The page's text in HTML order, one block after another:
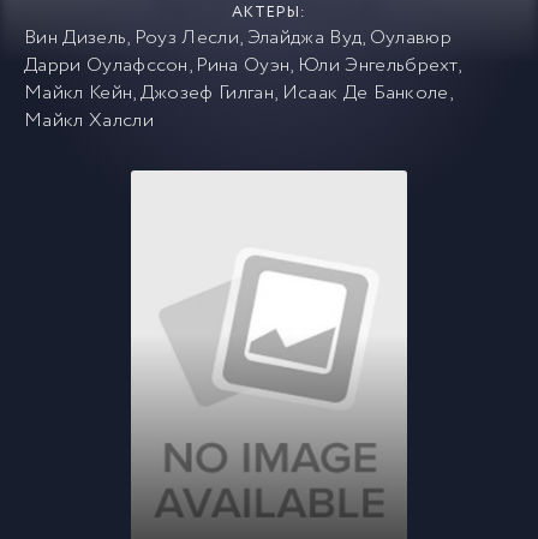
АКТЕРЫ:
Вин Дизель, Роуз Лесли,Элайджа Вуд, Оулавюр
Дарри Оулафссон, Рина Оуэн, Юли Энгельбрехт,
Майкл Кейн,Джозеф Гилган, Исаак Де Банколе,
Майкл Халсли